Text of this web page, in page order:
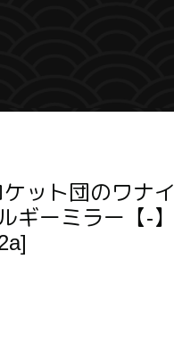
ケット団のワナイ
ギーミラー【-】